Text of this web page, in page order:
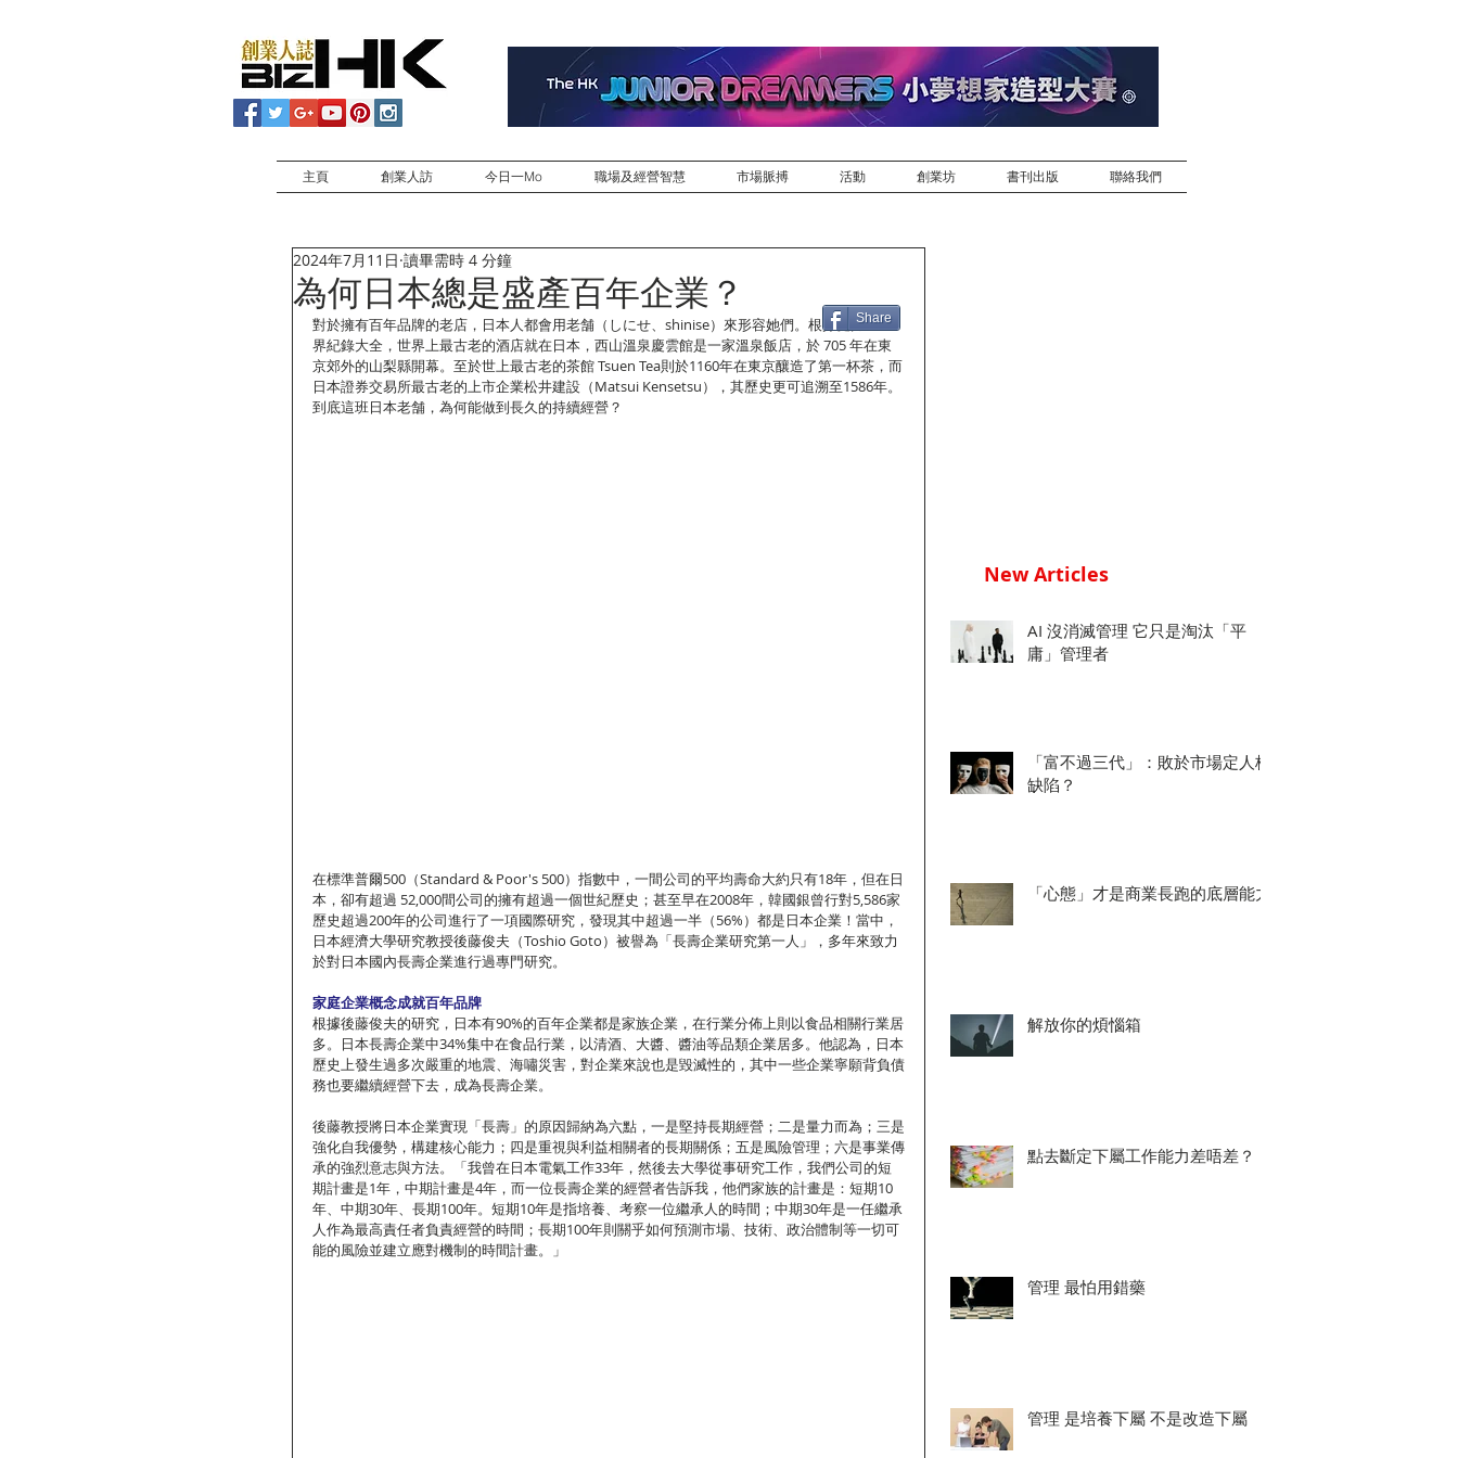
主頁 創業人訪 今日一Mo 職場及經營智慧 市場脈搏 活動 創業坊 書刊出版 聯絡我們
為何日本總是盛產百年企業？
2024年7月11日 讀畢需時 4 分鐘
對於擁有百年品牌的老店，日本人都會用老舗（しにせ、shinise）來形容她們。根據健力士世
界紀錄大全，世界上最古老的酒店就在日本，西山溫泉慶雲館是一家溫泉飯店，於 705 年在東
京郊外的山梨縣開幕。至於世上最古老的茶館 Tsuen Tea則於1160年在東京釀造了第一杯茶，而
日本證券交易所最古老的上市企業松井建設（Matsui Kensetsu），其歷史更可追溯至1586年。
到底這班日本老舗，為何能做到長久的持續經營？
在標準普爾500（Standard & Poor's 500）指數中，一間公司的平均壽命大約只有18年，但在日
本，卻有超過 52,000間公司的擁有超過一個世紀歷史；甚至早在2008年，韓國銀曾行對5,586家
歷史超過200年的公司進行了一項國際研究，發現其中超過一半（56%）都是日本企業！當中，
日本經濟大學研究教授後藤俊夫（Toshio Goto）被譽為「長壽企業研究第一人」，多年來致力
於對日本國內長壽企業進行過專門研究。
家庭企業概念成就百年品牌
根據後藤俊夫的研究，日本有90%的百年企業都是家族企業，在行業分佈上則以食品相關行業居
多。日本長壽企業中34%集中在食品行業，以清酒、大醬、醬油等品類企業居多。他認為，日本
歷史上發生過多次嚴重的地震、海嘯災害，對企業來說也是毀滅性的，其中一些企業寧願背負債
務也要繼續經營下去，成為長壽企業。
後藤教授將日本企業實現「長壽」的原因歸納為六點，一是堅持長期經營；二是量力而為；三是
強化自我優勢，構建核心能力；四是重視與利益相關者的長期關係；五是風險管理；六是事業傳
承的強烈意志與方法。「我曾在日本電氣工作33年，然後去大學從事研究工作，我們公司的短
期計畫是1年，中期計畫是4年，而一位長壽企業的經營者告訴我，他們家族的計畫是：短期10
年、中期30年、長期100年。短期10年是指培養、考察一位繼承人的時間；中期30年是一任繼承
人作為最高責任者負責經營的時間；長期100年則關乎如何預測市場、技術、政治體制等一切可
能的風險並建立應對機制的時間計畫。」
Share
New Articles
AI 沒消滅管理 它只是淘汰「平
庸」管理者
「富不過三代」：敗於市場定人格
缺陷？
「心態」才是商業長跑的底層能力
解放你的煩惱箱
點去斷定下屬工作能力差唔差？
管理 最怕用錯藥
管理 是培養下屬 不是改造下屬